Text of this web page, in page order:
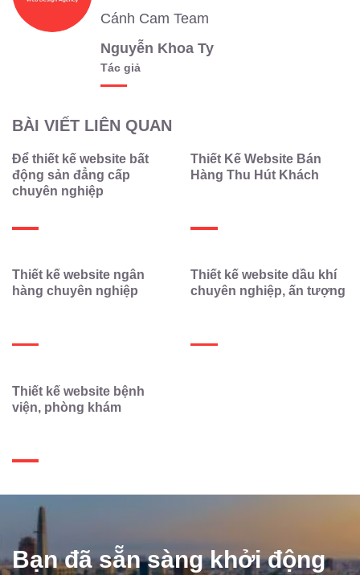
Cánh Cam Team
Nguyễn Khoa Ty
Tác giả
BÀI VIẾT LIÊN QUAN
Để thiết kế website bất
động sản đẳng cấp
chuyên nghiệp
Thiết Kế Website Bán
Hàng Thu Hút Khách
Thiết kế website ngân
hàng chuyên nghiệp
Thiết kế website dầu khí
chuyên nghiệp, ấn tượng
Thiết kế website bệnh
viện, phòng khám
Bạn đã sẵn sàng khởi động